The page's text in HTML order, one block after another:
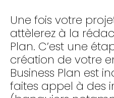
Une fois votre
attèlerez à la
Plan. C’est une
création de votre
Business Plan est
faites appel à des